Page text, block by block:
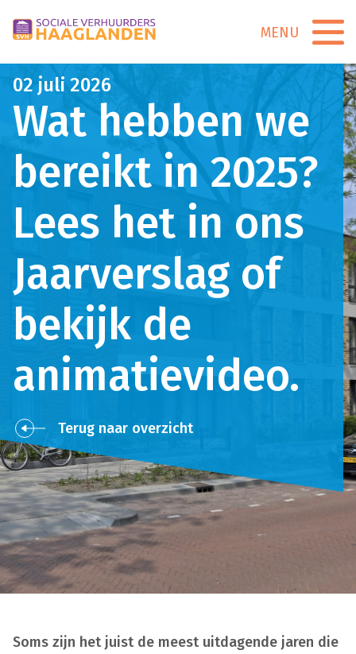
MENU
02 juli 2026
Wat hebben we
bereikt in 2025?
Lees het in ons
Jaarverslag of
bekijk de
animatievideo.
Terug naar overzicht
Soms zijn het juist de meest uitdagende jaren die